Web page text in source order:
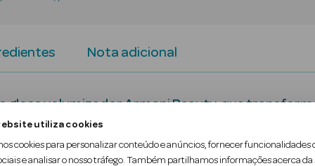
utiliza cookies
cookies para personalizar conteúdo e anúncios, fornecer funcionalidades
e analisar o nosso tráfego. Também partilhamos informações acerca da
Nota adicional
gloss volumizador Armani Beauty, que
e péptidos, proporciona hidratação até 24